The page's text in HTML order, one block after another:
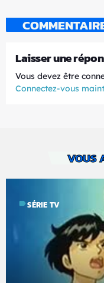
Laisser une
Vous devez être
Connectez-vous
VOUS
labelSÉRIE TV